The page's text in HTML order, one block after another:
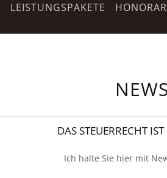
LEISTUNGSPAKETE HONORAR
DAS STEUERRECHT
Ich halte Sie hier mit